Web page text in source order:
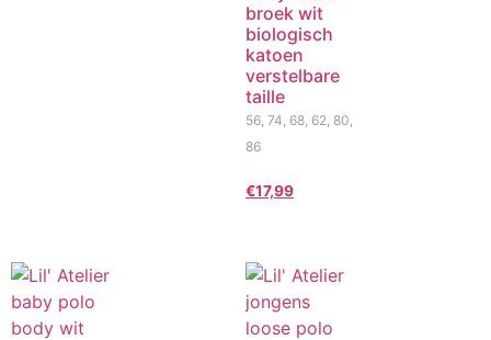
broek wit
biologisch
katoen
verstelbare
taille
56, 74, 68, 62, 80,
86
€17,99